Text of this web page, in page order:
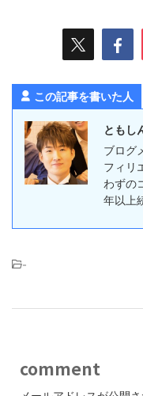
この記事を書いた人
ともし
ブログ
フィリ
わずの
年以上
-
comment